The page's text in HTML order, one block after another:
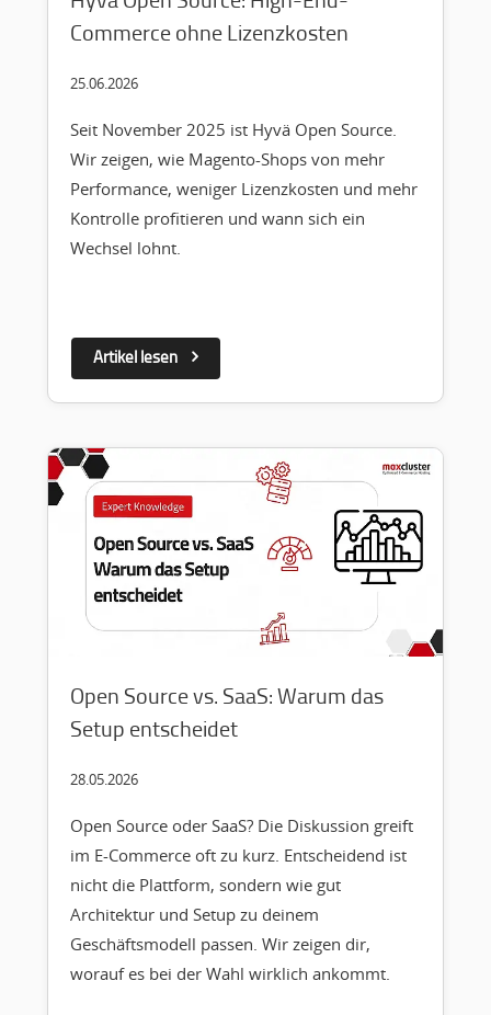
Commerce ohne Lizenzkosten
25.06.2026
Seit November 2025 ist Hyvä Open Source.
Wir zeigen, wie Magento-Shops von mehr
Performance, weniger Lizenzkosten und mehr
Kontrolle profitieren und wann sich ein
Wechsel lohnt.
Artikel lesen
Open Source vs. SaaS: Warum das
Setup entscheidet
28.05.2026
Open Source oder SaaS? Die Diskussion greift
im E-Commerce oft zu kurz. Entscheidend ist
nicht die Plattform, sondern wie gut
Architektur und Setup zu deinem
Geschäftsmodell passen. Wir zeigen dir,
worauf es bei der Wahl wirklich ankommt.